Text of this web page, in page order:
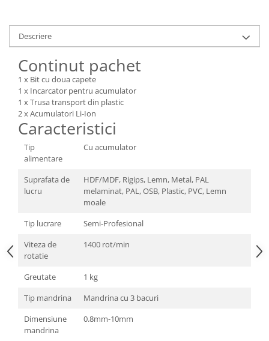
Incubatoare, oparitoare si
deplumatoare
Echipamente pentru animale
Aparate de tuns animale
Piese si accesorii aparate de tuns
animale
Tarcuri animale
Masini batut stalpi si accesorii
Roabe & accesorii
Casute gradina si cutii depozitare
umbrire
Zdrobitoare si teascuri
Teascuri
Zdrobitoare electrice
Zdrobitoare electrice & manuale
Descriere
Continut pachet
1 x Bit cu doua capete
1 x Incarcator pentru acumulator
1 x Trusa transport din plastic
2 x Acumulatori Li-Ion
Caracteristici
Tip
alimentare
Cu acumulator
Suprafata de
lucru
HDF/MDF, Rigips, Lemn, Metal, PAL
melaminat, PAL, OSB, Plastic, PVC, Lemn
moale
Tip lucrare
Semi-Profesional
Viteza de
rotatie
1400 rot/min
Greutate
1 kg
Tip mandrina
Mandrina cu 3 bacuri
Dimensiune
mandrina
0.8mm-10mm